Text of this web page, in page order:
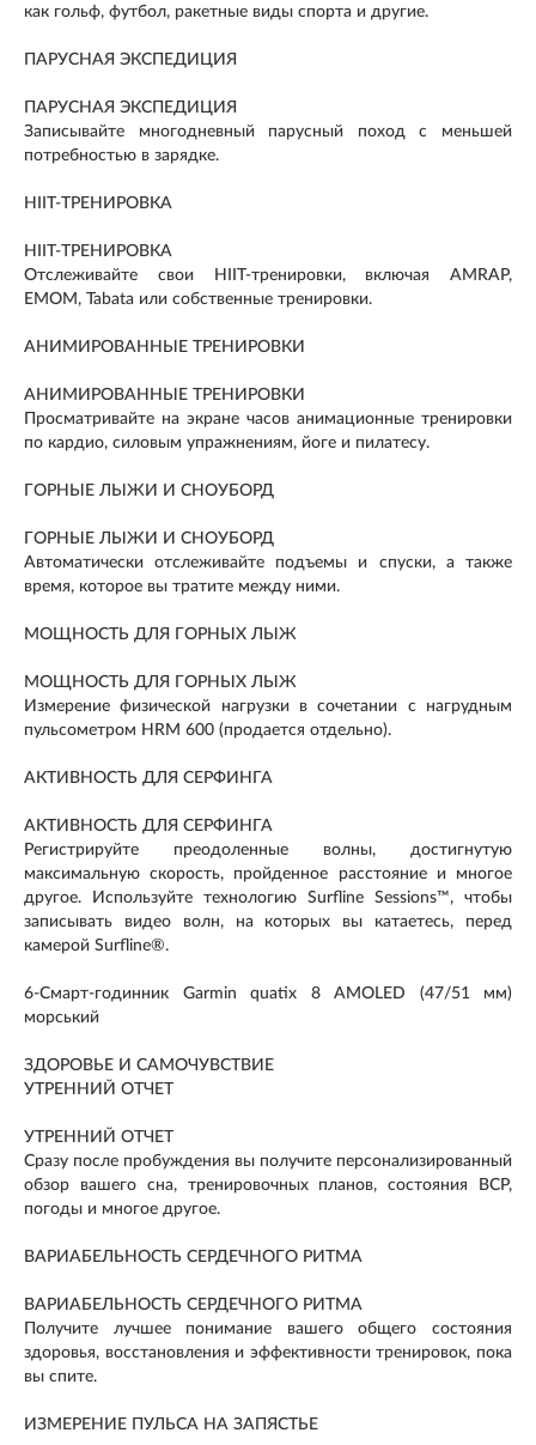
как гольф, футбол, ракетные виды спорта и другие.
ПАРУСНАЯ ЭКСПЕДИЦИЯ
ПАРУСНАЯ ЭКСПЕДИЦИЯ
Записывайте многодневный парусный поход с меньшей
потребностью в зарядке.
HIIT-ТРЕНИРОВКА
HIIT-ТРЕНИРОВКА
Отслеживайте свои HIIT-тренировки, включая AMRAP,
EMOM, Tabata или собственные тренировки.
АНИМИРОВАННЫЕ ТРЕНИРОВКИ
АНИМИРОВАННЫЕ ТРЕНИРОВКИ
Просматривайте на экране часов анимационные тренировки
по кардио, силовым упражнениям, йоге и пилатесу.
ГОРНЫЕ ЛЫЖИ И СНОУБОРД
ГОРНЫЕ ЛЫЖИ И СНОУБОРД
Автоматически отслеживайте подъемы и спуски, а также
время, которое вы тратите между ними.
МОЩНОСТЬ ДЛЯ ГОРНЫХ ЛЫЖ
МОЩНОСТЬ ДЛЯ ГОРНЫХ ЛЫЖ
Измерение физической нагрузки в сочетании с нагрудным
пульсометром HRM 600 (продается отдельно).
АКТИВНОСТЬ ДЛЯ СЕРФИНГА
АКТИВНОСТЬ ДЛЯ СЕРФИНГА
Регистрируйте преодоленные волны, достигнутую
максимальную скорость, пройденное расстояние и многое
другое. Используйте технологию Surfline Sessions™, чтобы
записывать видео волн, на которых вы катаетесь, перед
камерой Surfline®.
6-Смарт-годинник Garmin quatix 8 AMOLED (47/51 мм)
морський
ЗДОРОВЬЕ И САМОЧУВСТВИЕ
УТРЕННИЙ ОТЧЕТ
УТРЕННИЙ ОТЧЕТ
Сразу после пробуждения вы получите персонализированный
обзор вашего сна, тренировочных планов, состояния ВСР,
погоды и многое другое.
ВАРИАБЕЛЬНОСТЬ СЕРДЕЧНОГО РИТМА
ВАРИАБЕЛЬНОСТЬ СЕРДЕЧНОГО РИТМА
Получите лучшее понимание вашего общего состояния
здоровья, восстановления и эффективности тренировок, пока
вы спите.
ИЗМЕРЕНИЕ ПУЛЬСА НА ЗАПЯСТЬЕ